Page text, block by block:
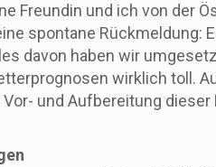
Freundin und ich von der
spontane Rückmeldung:
davon haben wir
wirklich toll.
und Aufbereitung